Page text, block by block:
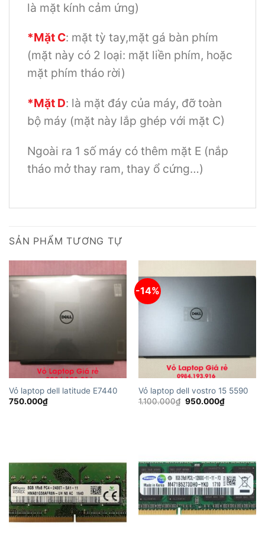
là mặt kính cảm ứng)
*Mặt C: mặt tỳ tay,mặt gá bàn phím
(mặt này có 2 loại: mặt liền phím, hoặc
mặt phím tháo rời)
*Mặt D: là mặt đáy của máy, đỡ toàn
bộ máy (mặt này lắp ghép với mặt C)
Ngoài ra 1 số máy có thêm mặt E (nắp
tháo mở thay ram, thay ổ cứng…)
SẢN PHẨM TƯƠNG TỰ
Vỏ laptop dell latitude E7440
750.000₫
-14%
Vỏ laptop dell vostro 15 5590
1.100.000₫ Giá
950.000₫Giá
hiện